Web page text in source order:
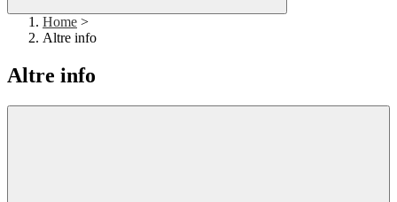
Home >
Altre info
Altre info